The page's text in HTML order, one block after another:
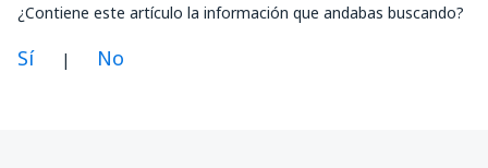
¿Contiene este artículo la información que andabas buscando?
Sí | No